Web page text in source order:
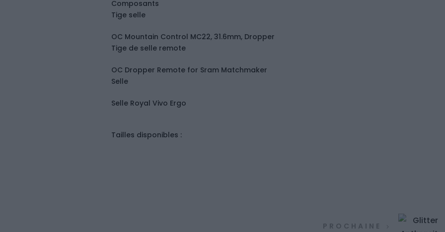
Composants
Tige selle
OC Mountain Control MC22, 31.6mm, Dropper
Tige de selle remote
OC Dropper Remote for Sram Matchmaker
Selle
Selle Royal Vivo Ergo
Tailles disponibles :
PROCHAINE